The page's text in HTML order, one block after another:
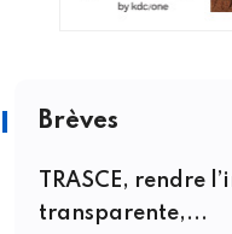
Brèves
TRASCE, rendre
transparente,...